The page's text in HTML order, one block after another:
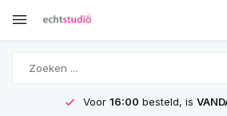
Voor 16:00 besteld, is